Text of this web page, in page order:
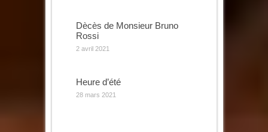
Dècès de Monsieur Bruno
Rossi
2 avril 2021
Heure d’été
28 mars 2021